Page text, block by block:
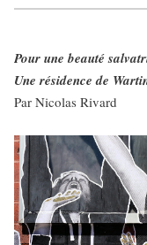
Pour une beauté
Une résidence de
Par Nicolas Rivard